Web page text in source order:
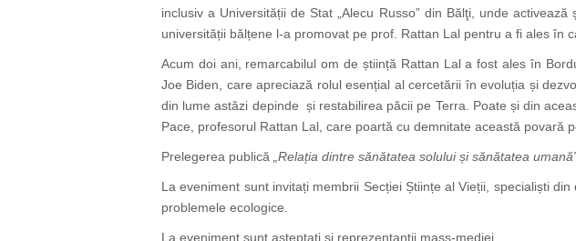
inclusiv a Universității de Stat „Alecu Russo” din Bălţi, unde activează
universității bălțene l-a promovat pe prof. Rattan Lal pentru a fi ales în
Acum doi ani, remarcabilul om de știință Rattan Lal a fost ales în
Joe Biden, care apreciază rolul esențial al cercetării în evoluția și
din lume astăzi depinde și restabilirea păcii pe Terra. Poate și din
Pace, profesorul Rattan Lal, care poartă cu demnitate această povară
Prelegerea publică „Relația dintre sănătatea solului și sănătatea
La eveniment sunt invitați membrii Secției Științe al Vieții, specialiști
problemele ecologice.
La eveniment sunt așteptați și reprezentanții mass-mediei.